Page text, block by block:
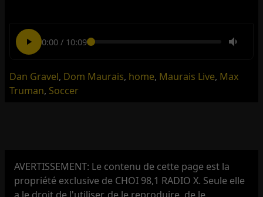
0:00/ 10:09
Dan Gravel, Dom Maurais, home, Maurais Live, Max
Truman, Soccer
AVERTISSEMENT: Le contenu de cette page est la
propriété exclusive de CHOI 98,1 RADIO X. Seule elle